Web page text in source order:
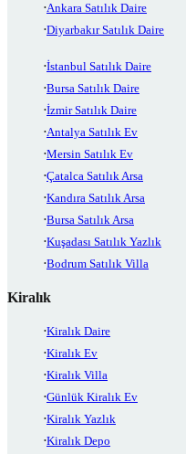
Ankara Satılık Daire
Diyarbakır Satılık Daire
İstanbul Satılık Daire
Bursa Satılık Daire
İzmir Satılık Daire
Antalya Satılık Ev
Mersin Satılık Ev
Çatalca Satılık Arsa
Kandıra Satılık Arsa
Bursa Satılık Arsa
Kuşadası Satılık Yazlık
Bodrum Satılık Villa
Kiralık
Kiralık Daire
Kiralık Ev
Kiralık Villa
Günlük Kiralık Ev
Kiralık Yazlık
Kiralık Depo